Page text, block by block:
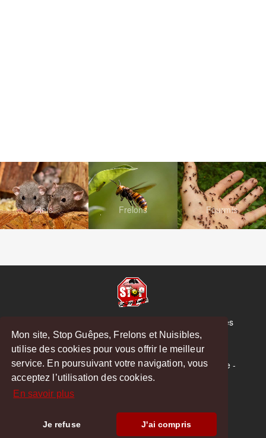
Mon site, Stop Guêpes, Frelons et Nuisibles,
utilise des cookies pour vous offrir le meilleur
service. En poursuivant votre navigation, vous
acceptez l’utilisation des cookies.
En savoir plus
Je refuse J'ai compris
Rats Frelons Fourmis
© Copyright 2026 Stop Guêpes, Frelons et Nuisibles
Mentions légales
Créé parMattWeb
Saint-Gaudens-Saint-Girons-Boulogne-sur-Gesse-
Montréjeau
Hoodspot